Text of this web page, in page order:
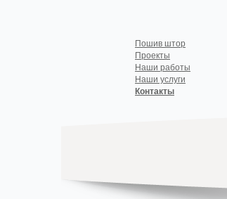
Пошив штор
Проекты
Наши работы
Наши услуги
Контакты